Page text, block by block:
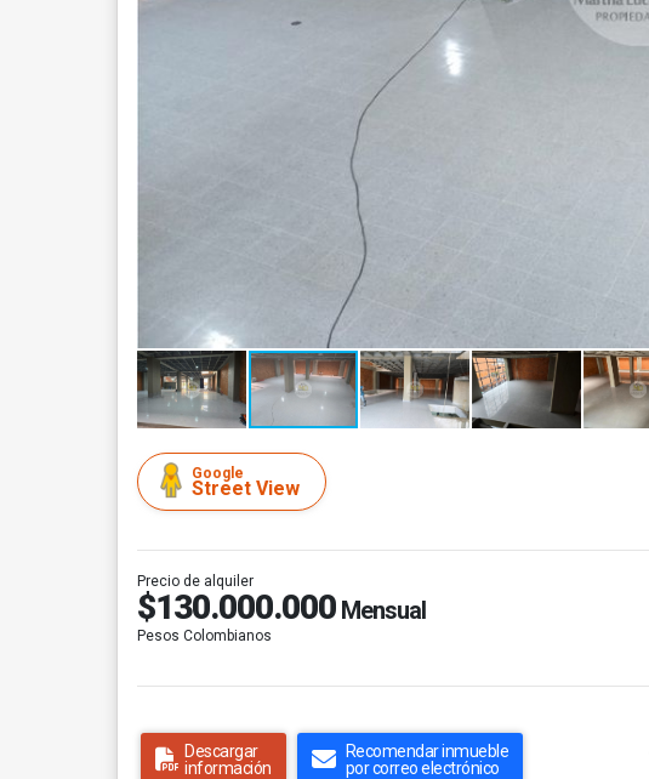
Google
Street View
Precio de alquiler
$130.000.000 Mensual
Pesos Colombianos
Descargar
información
Recomendar inmueble
por correo electrónico